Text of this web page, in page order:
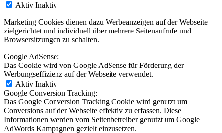
Aktiv Inaktiv
Marketing Cookies dienen dazu Werbeanzeigen auf der Webseite
zielgerichtet und individuell über mehrere Seitenaufrufe und
Browsersitzungen zu schalten.
Google AdSense:
Das Cookie wird von Google AdSense für Förderung der
Werbungseffizienz auf der Webseite verwendet.
Aktiv Inaktiv
Google Conversion Tracking:
Das Google Conversion Tracking Cookie wird genutzt um
Conversions auf der Webseite effektiv zu erfassen. Diese
Informationen werden vom Seitenbetreiber genutzt um Google
AdWords Kampagnen gezielt einzusetzen.